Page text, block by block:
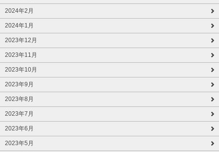
2024年2月
2024年1月
2023年12月
2023年11月
2023年10月
2023年9月
2023年8月
2023年7月
2023年6月
2023年5月